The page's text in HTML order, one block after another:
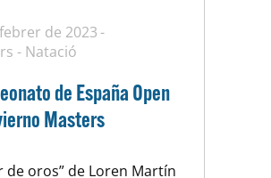
de 2023
- Natació
de España Open
Masters
de oros” de Loren Martín